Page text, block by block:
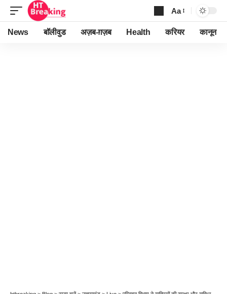
Font
Resizer
Aa
News बॉलीवुड अज़ब-ग़ज़ब Health करियर कानून